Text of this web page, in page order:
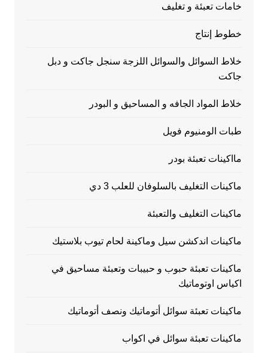
خامات تعبئة و تغليف
خطوط إنتاج
خلاط السوائل والسوائل اللزجة سنجل جاكت و دبل
جاكت
خلاط المواد الجافه و المساحيق و البودر
طبات الومنيوم فويل
مااكينات تعبئة بودر
ماكينات التغليف بالسلوفان للعلب 3 دي
ماكينات التغليف والتعبئة
ماكينات اندكشن سيل وماكينة لحام تيوب بلاستيك
ماكينات تعبئة حبوب و حبيبات وتعبئة مساحيق في
اكياس اوتوماتيك
ماكينات تعبئة سوائل أتوماتيك ونصف أتوماتيك
ماكينات تعبئة سوائل في اكواب